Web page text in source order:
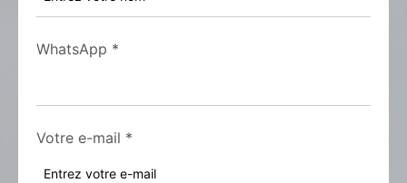
WhatsApp *
Votre e-mail *